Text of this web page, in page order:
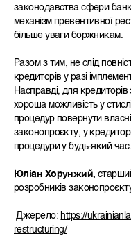
законодавства сфери
механізм превентивної
більше уваги боржникам.
Разом з тим, не слід
кредиторів у разі
Насправді, для
хороша можливість у
процедур повернути
законопроєкту, у
процедури у будь-який час.
Юліан Хорунжий,
розробників
Джерело: https://
restructuring/